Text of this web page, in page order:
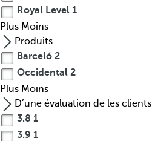
Royal Level 1
Plus Moins
Produits
Barceló 2
Occidental 2
Plus Moins
D’une évaluation de les clients
3.8 1
3.9 1